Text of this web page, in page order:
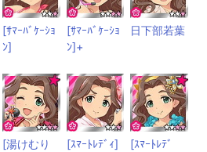
[ｻﾏｰﾊﾞｹｰｼｮ
ﾝ]
[ｻﾏｰﾊﾞｹｰｼｮ
ﾝ]+
日下部若葉
[湯けむり
[ｽﾏｰﾄﾚﾃﾞｨ]
[ｽﾏｰﾄﾚﾃﾞ